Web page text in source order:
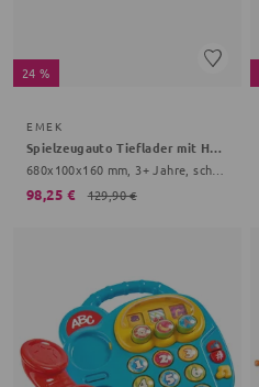
24 %
EMEK
Spielzeugauto Tieflader mit Hebekran
98,25 € 129,90 €